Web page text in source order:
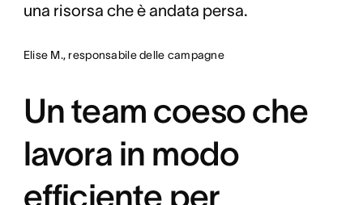
una risorsa che è andata persa.
Elise M., responsabile delle campagne
Un team coeso che
lavora in modo
efficiente per